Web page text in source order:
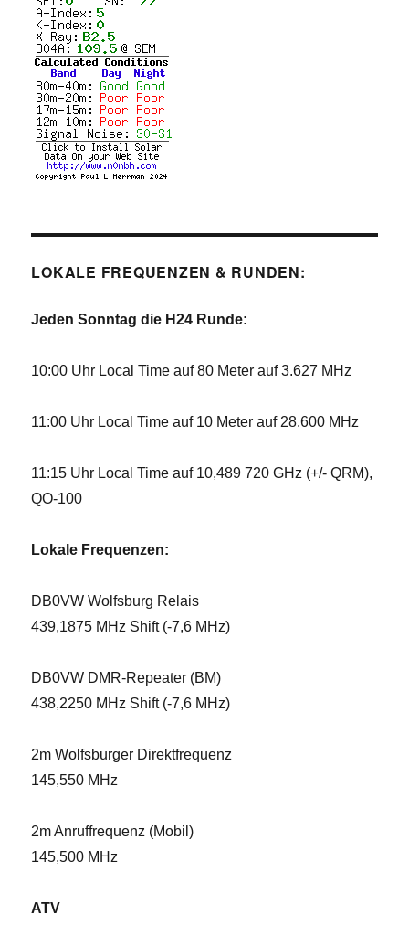
LOKALE FREQUENZEN & RUNDEN:
Jeden Sonntag die H24 Runde:
10:00 Uhr Local Time auf 80 Meter auf 3.627 MHz
11:00 Uhr Local Time auf 10 Meter auf 28.600 MHz
11:15 Uhr Local Time auf 10,489 720 GHz (+/- QRM),
QO-100
Lokale Frequenzen:
DB0VW Wolfsburg Relais
439,1875 MHz Shift (-7,6 MHz)
DB0VW DMR-Repeater (BM)
438,2250 MHz Shift (-7,6 MHz)
2m Wolfsburger Direktfrequenz
145,550 MHz
2m Anruffrequenz (Mobil)
145,500 MHz
ATV